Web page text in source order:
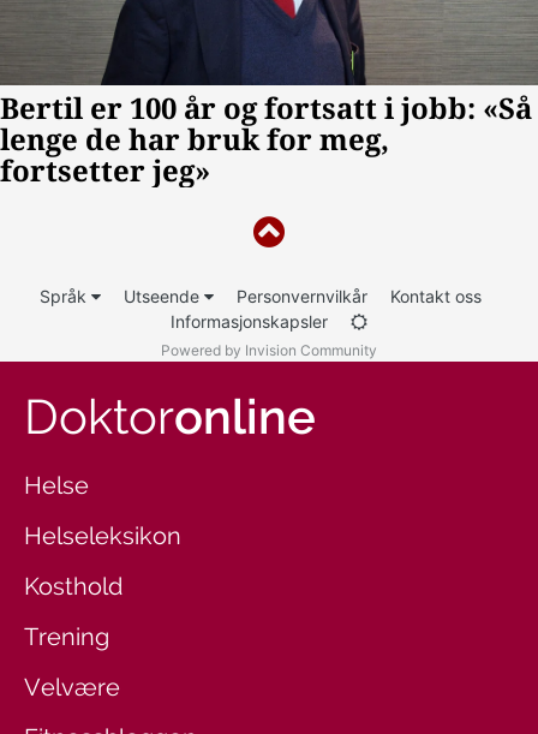
Språk Utseende Personvernvilkår
Kontakt oss
Informasjonskapsler
Powered by Invision Community
Doktoronline
Helse
Helseleksikon
Kosthold
Trening
Velvære